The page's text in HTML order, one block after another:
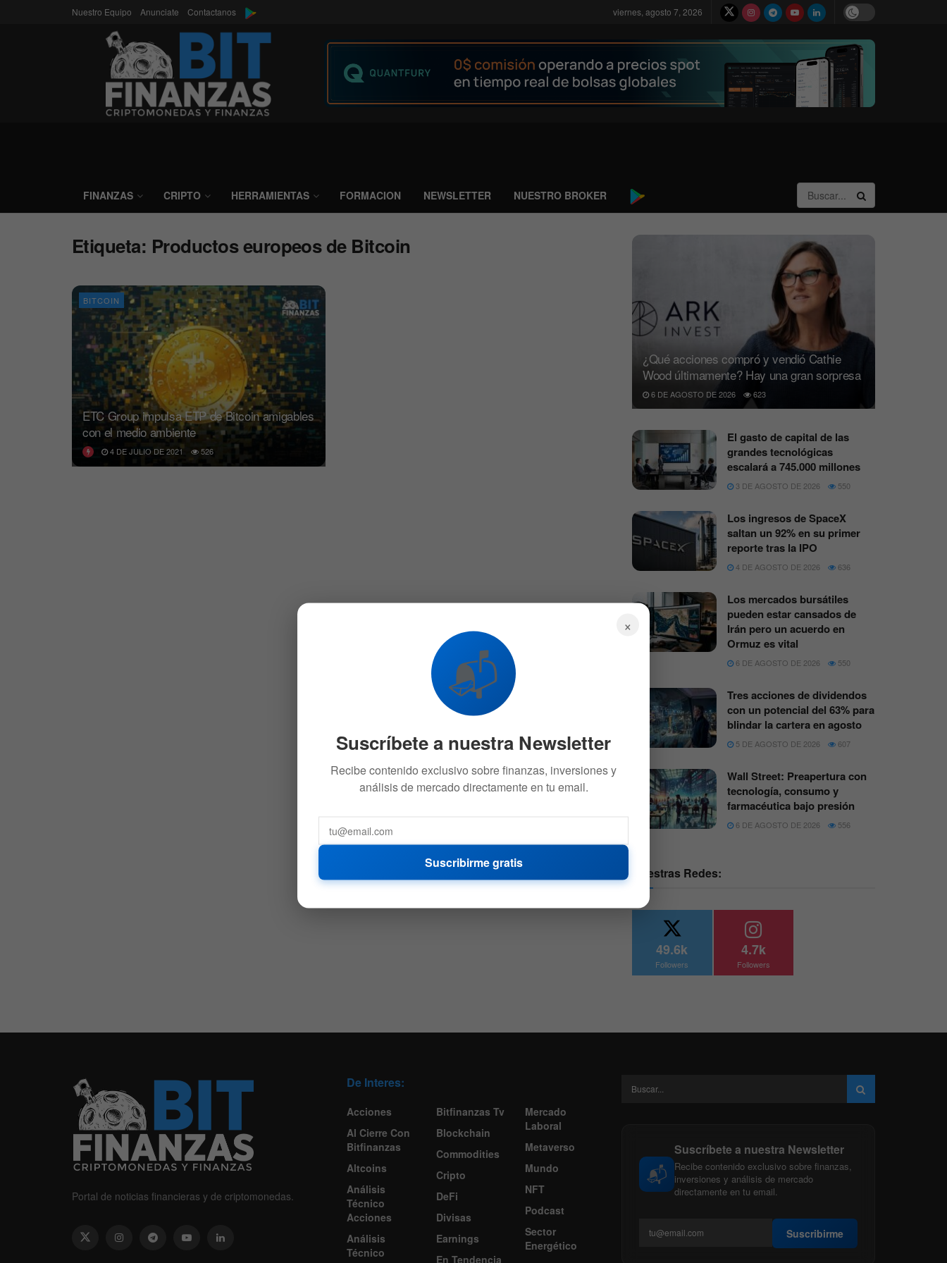
Nuestro Equipo Anunciate Contactanos viernes, agosto 7, 2026
FINANZAS CRIPTO HERRAMIENTAS FORMACION NEWSLETTER NUESTRO BROKER
Etiqueta: Productos europeos de Bitcoin
BITCOIN
ETC Group impulsa ETP de Bitcoin amigables
con el medio ambiente
4 DE JULIO DE 2021 526
¿Qué acciones compró y vendió Cathie
Wood últimamente? Hay una gran sorpresa
6 DE AGOSTO DE 2026 623
El gasto de capital de las
grandes tecnológicas
escalará a 745.000 millones
3 DE AGOSTO DE 2026 550
Los ingresos de SpaceX
saltan un 92% en su primer
reporte tras la IPO
4 DE AGOSTO DE 2026 636
Los mercados bursátiles
pueden estar cansados de
Irán pero un acuerdo en
Ormuz es vital
6 DE AGOSTO DE 2026 550
Tres acciones de dividendos
con un potencial del 63% para
blindar la cartera en agosto
5 DE AGOSTO DE 2026 607
Wall Street: Preapertura con
tecnología, consumo y
farmacéutica bajo presión
6 DE AGOSTO DE 2026 556
Nuestras Redes:
49.6k
Followers
4.7k
Followers
Portal de noticias financieras y de criptomonedas.
De Interes:
Acciones
Al Cierre Con
Bitfinanzas
Altcoins
Análisis
Técnico
Acciones
Análisis
Técnico
Bitfinanzas Tv
Blockchain
Commodities
Cripto
DeFi
Divisas
Earnings
En Tendencia
Mercado
Laboral
Metaverso
Mundo
NFT
Podcast
Sector
Energético
📬
Suscríbete a nuestra Newsletter
Recibe contenido exclusivo sobre finanzas,
inversiones y análisis de mercado
directamente en tu email.
Suscribirme
×
📬
Suscríbete a nuestra Newsletter
Recibe contenido exclusivo sobre finanzas, inversiones y
análisis de mercado directamente en tu email.
Suscribirme gratis